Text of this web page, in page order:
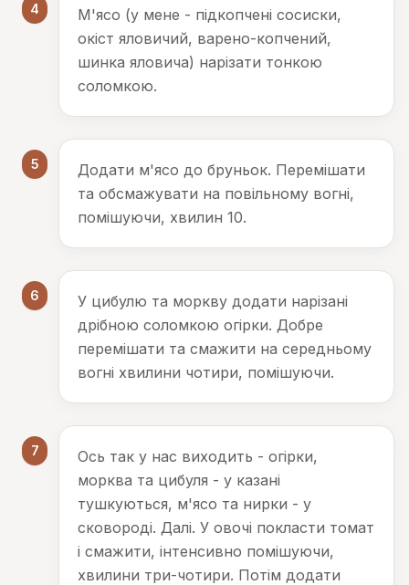
4
М'ясо (у мене - підкопчені сосиски,
окіст яловичий, варено-копчений,
шинка яловича) нарізати тонкою
соломкою.
5
Додати м'ясо до бруньок. Перемішати
та обсмажувати на повільному вогні,
помішуючи, хвилин 10.
6
У цибулю та моркву додати нарізані
дрібною соломкою огірки. Добре
перемішати та смажити на середньому
вогні хвилини чотири, помішуючи.
7
Ось так у нас виходить - огірки,
морква та цибуля - у казані
тушкуються, м'ясо та нирки - у
сковороді. Далі. У овочі покласти томат
і смажити, інтенсивно помішуючи,
хвилини три-чотири. Потім додати